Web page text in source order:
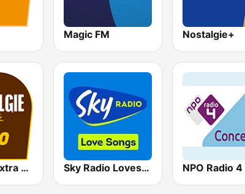
Magic FM Nostalgie+
Nostalgie extra 60-70 Sky Radio Lovesongs